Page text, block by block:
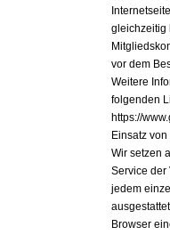
gleichzeitig
vor dem
Weitere
folgenden
https://
Einsatz
Wir setzen
Service der
jedem
Browser